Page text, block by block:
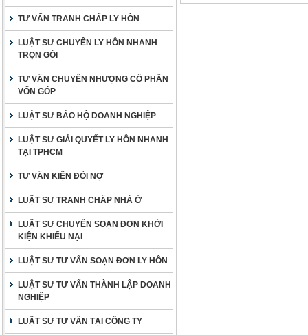
TƯ VẤN TRANH CHẤP LY HÔN
LUẬT SƯ CHUYÊN LY HÔN NHANH
TRỌN GÓI
TƯ VẤN CHUYỂN NHƯỢNG CỔ PHẦN
VỐN GÓP
LUẬT SƯ BẢO HỘ DOANH NGHIỆP
LUẬT SƯ GIẢI QUYẾT LY HÔN NHANH
TẠI TPHCM
TƯ VẤN KIỆN ĐÒI NỢ
LUẬT SƯ TRANH CHẤP NHÀ Ở
LUẬT SƯ CHUYÊN SOẠN ĐƠN KHỞI
KIỆN KHIẾU NẠI
LUẬT SƯ TƯ VẤN SOẠN ĐƠN LY HÔN
LUẬT SƯ TƯ VẤN THÀNH LẬP DOANH
NGHIỆP
LUẬT SƯ TƯ VẤN TẠI CÔNG TY